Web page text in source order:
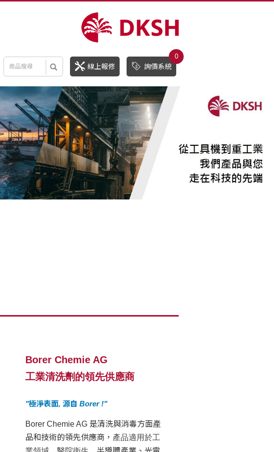
線上報修 詢價系統
0
Borer Chemie AG
工業清洗劑的領先供應商
"極淨表面, 源自 Borer !"
Borer Chemie AG 是清洗與消毒方面產
品和技術的領先供應商， 產品適用於工